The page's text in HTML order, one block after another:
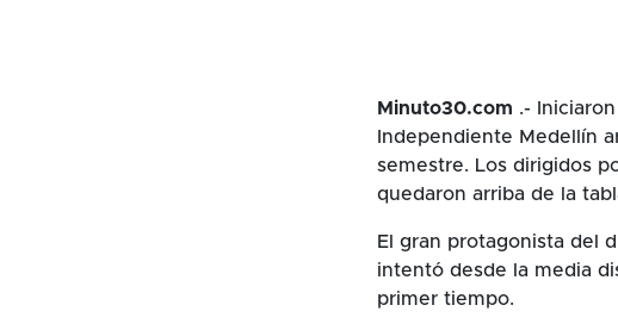
Minuto30.com .-
Independiente Medellín
semestre. Los dirigidos
quedaron arriba de la
El gran protagonista del
intentó desde la media
primer tiempo.